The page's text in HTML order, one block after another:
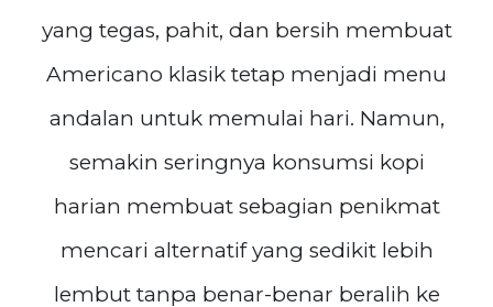
yang tegas, pahit, dan bersih membuat
Americano klasik tetap menjadi menu
andalan untuk memulai hari. Namun,
semakin seringnya konsumsi kopi
harian membuat sebagian penikmat
mencari alternatif yang sedikit lebih
lembut tanpa benar-benar beralih ke